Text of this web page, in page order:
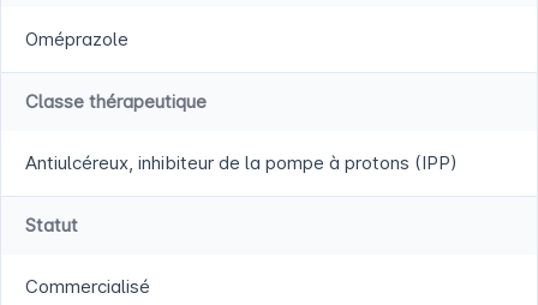
Oméprazole
Classe thérapeutique
Antiulcéreux, inhibiteur de la pompe à protons (IPP)
Statut
Commercialisé